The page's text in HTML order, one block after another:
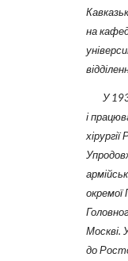
на
У
і
окремої
Москві.
до